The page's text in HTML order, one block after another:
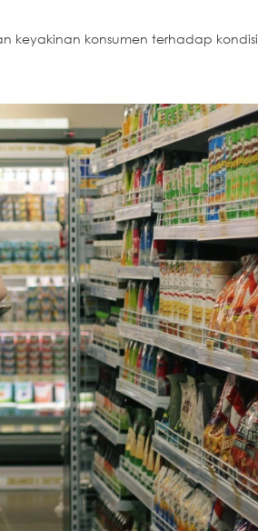
keyakinan konsumen terhadap kondisi